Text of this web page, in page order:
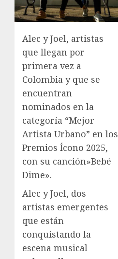
Alec y Joel, artistas
que llegan por
primera vez a
Colombia y que se
encuentran
nominados en la
categoría “Mejor
Artista Urbano” en los
Premios Ícono 2025,
con su canción»Bebé
Dime».
Alec y Joel, dos
artistas emergentes
que están
conquistando la
escena musical